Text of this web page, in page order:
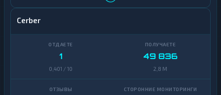
Cerber
1
0,401 / 10
49 836
2,8 M